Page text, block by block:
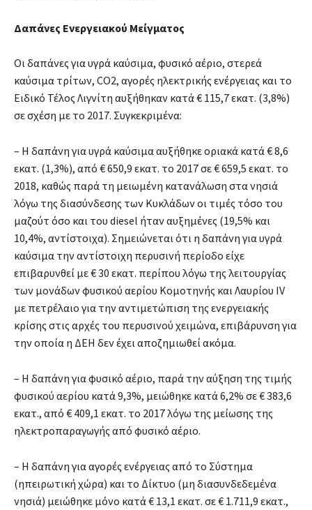
Δαπάνες Ενεργειακού Μείγματος
Οι δαπάνες για υγρά καύσιμα, φυσικό αέριο, στερεά
καύσιμα τρίτων, CO2, αγορές ηλεκτρικής ενέργειας και το
Ειδικό Τέλος Λιγνίτη αυξήθηκαν κατά € 115,7 εκατ. (3,8%)
σε σχέση με το 2017. Συγκεκριμένα:
– Η δαπάνη για υγρά καύσιμα αυξήθηκε οριακά κατά € 8,6
εκατ. (1,3%), από € 650,9 εκατ. το 2017 σε € 659,5 εκατ. το
2018, καθώς παρά τη μειωμένη κατανάλωση στα νησιά
λόγω της διασύνδεσης των Κυκλάδων οι τιμές τόσο του
μαζούτ όσο και του diesel ήταν αυξημένες (19,5% και
10,4%, αντίστοιχα). Σημειώνεται ότι η δαπάνη για υγρά
καύσιμα την αντίστοιχη περυσινή περίοδο είχε
επιβαρυνθεί με € 30 εκατ. περίπου λόγω της λειτουργίας
των μονάδων φυσικού αερίου Κομοτηνής και Λαυρίου IV
με πετρέλαιο για την αντιμετώπιση της ενεργειακής
κρίσης στις αρχές του περυσινού χειμώνα, επιβάρυνση για
την οποία η ΔEH δεν έχει αποζημιωθεί ακόμα.
– Η δαπάνη για φυσικό αέριο, παρά την αύξηση της τιμής
φυσικού αερίου κατά 9,3%, μειώθηκε κατά 6,2% σε € 383,6
εκατ., από € 409,1 εκατ. το 2017 λόγω της μείωσης της
ηλεκτροπαραγωγής από φυσικό αέριο.
– Η δαπάνη για αγορές ενέργειας από το Σύστημα
(ηπειρωτική χώρα) και το Δίκτυο (μη διασυνδεδεμένα
νησιά) μειώθηκε μόνο κατά € 13,1 εκατ. σε € 1.711,9 εκατ.,